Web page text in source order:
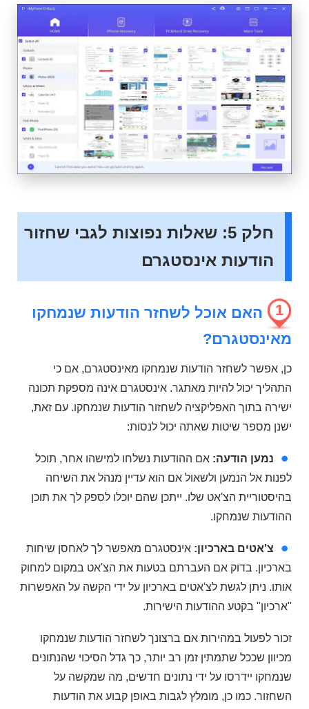
חלק 5: שאלות נפוצות לגבי שחזור
הודעות אינסטגרם
1
האם אוכל לשחזר הודעות שנמחקו
מאינסטגרם?
כן, אפשר לשחזר הודעות שנמחקו מאינסטגרם, אם כי
התהליך יכול להיות מאתגר. אינסטגרם אינה מספקת תכונה
ישירה בתוך האפליקציה לשחזור הודעות שנמחקו. עם זאת,
ישנן מספר שיטות שאתה יכול לנסות:
נמען הודעה: אם ההודעות נשלחו למישהו אחר, תוכל
לפנות אל הנמען ולשאול אם הוא עדיין מנהל את השיחה
בהיסטוריית הצ'אט שלו. ייתכן שהם יוכלו לספק לך את תוכן
ההודעות שנמחקו.
צ'אטים בארכיון: אינסטגרם מאפשר לך לאחסן שיחות
בארכיון. בדוק אם העברתם בטעות את הצ'אט במקום למחוק
אותו. ניתן לגשת לצ'אטים בארכיון על ידי הקשה על האפשרות
"ארכיון" בקטע ההודעות הישירות.
זכור לפעול במהירות אם ברצונך לשחזר הודעות שנמחקו
מכיוון שככל שתמתין זמן רב יותר, כך גדל הסיכוי שהנתונים
שנמחקו יידרסו על ידי נתונים חדשים, מה שמקשה על
השחזור. כמו כן, מומלץ לגבות באופן קבוע את הודעות